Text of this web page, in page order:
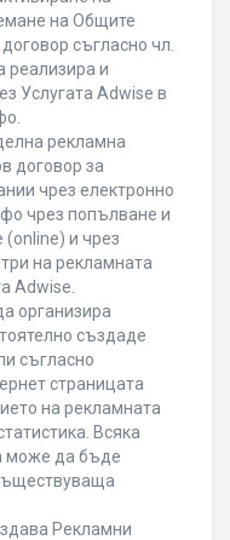
на Общите
съгласно чл.
реализира и
Услугата Adwise в
рекламна
договор за
чрез електронно
чрез попълване и
и чрез
на рекламната
Adwise.
организира
създаде
съгласно
страницата
на рекламната
Всяка
може да бъде
Рекламни